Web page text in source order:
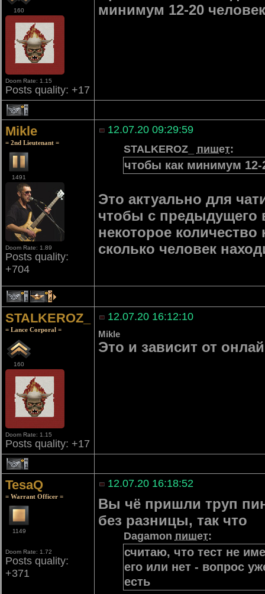
160
Doom Rate: 1.15
Posts quality: +17
минимум 12-20
1
Mikle
= 2nd Lieutenant =
1491
Doom Rate: 1.89
Posts quality:
+704
12.07.20 09:29:59
STALKEROZ_ пишет:
чтобы как минимум 12-
Это актуально для
чтобы с предыдущего
некоторое
сколько человек
1 4
STALKEROZ_
= Lance Corporal =
160
Doom Rate: 1.15
Posts quality: +17
12.07.20 16:12:10
Mikle
Это и зависит от
1
TesaQ
= Warrant Officer =
1149
Doom Rate: 1.72
Posts quality:
+371
12.07.20 16:18:52
Вы чё пришли труп
без разницы, так что
Dagamon пишет:
считаю, что тест не
его или нет - вопрос
есть